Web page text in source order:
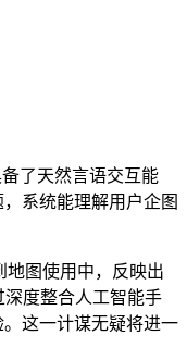
了天然言语交互能
系统能理解用户企图
图使用中，反映出
度整合人工智能手
这一计谋无疑将进一